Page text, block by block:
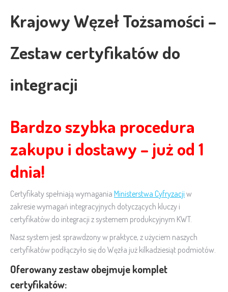
800,00 zł
do
1
.700,00 zł
Krajowy Węzeł Tożsamości –
Zestaw certyfikatów do
integracji
Bardzo szybka procedura
zakupu i dostawy – już od 1
dnia!
Certyfikaty spełniają wymagania Ministerstwa Cyfryzacji w
zakresie wymagań integracyjnych dotyczących kluczy i
certyfikatów do integracji z systemem produkcyjnym KWT.
Nasz system jest sprawdzony w praktyce, z użyciem naszych
certyfikatów podłączyło się do Węzła już kilkadziesiąt podmiotów.
Oferowany zestaw obejmuje komplet
certyfikatów: